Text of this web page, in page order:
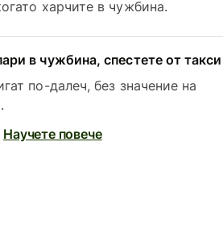
харчите в чужбина.
в чужбина, спестете от такси
по-далеч, без значение на
Научете повече